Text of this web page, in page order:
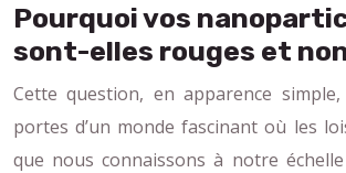
Pourquoi vos
sont-elles rouges et
Cette question, en apparence
portes d’un monde fascinant où les
que nous connaissons à notre